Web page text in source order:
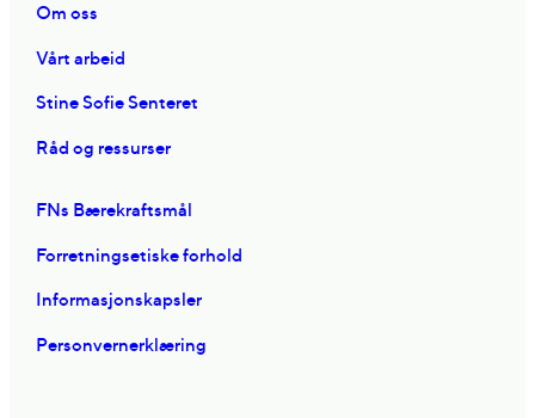
Om oss
Vårt arbeid
Stine Sofie Senteret
Råd og ressurser
FNs Bærekraftsmål
Forretningsetiske forhold
Informasjonskapsler
Personvernerklæring